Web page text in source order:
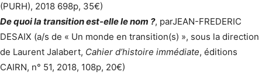
(PURH), 2018 698p, 35€)
De quoi la transition est-elle le nom ?, parJEAN-FREDERIC
DESAIX (a/s de « Un monde en transition(s) », sous la direction
de Laurent Jalabert, Cahier d’histoire immédiate, éditions
CAIRN, n° 51, 2018, 108p, 20€)